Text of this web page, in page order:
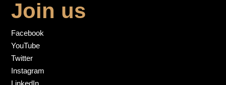
Join us
Facebook
YouTube
Twitter
Instagram
LinkedIn